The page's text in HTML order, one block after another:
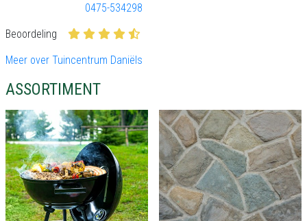
0475-534298
Beoordeling
Meer over Tuincentrum Daniëls
ASSORTIMENT